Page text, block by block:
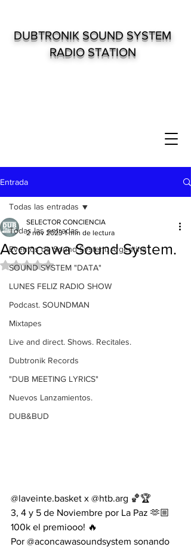
DUBTRONIK SOUND SYSTEM
RADIO STATION
Entrada
Todas las entradas
Eventos de Sound System. Argentina
SOUND SYSTEM "DATA"
LUNES FELIZ RADIO SHOW
Podcast. SOUNDMAN
Mixtapes
Live and direct. Shows. Recitales.
Dubtronik Records
"DUB MEETING LYRICS"
Nuevos Lanzamientos.
DUB&BUD
Todas las entradas
Aconcawa Sound System.
SELECTOR CONCIENCIA
2 nov 2023 1 min de lectura
Obtuvo NaN de 5 estrellas.
@laveinte.basket x @htb.arg 🏀🏆
3, 4 y 5 de Noviembre por La Paz 🫶🏼
100k el premiooo! 🔥
Por @aconcawasoundsystem sonando